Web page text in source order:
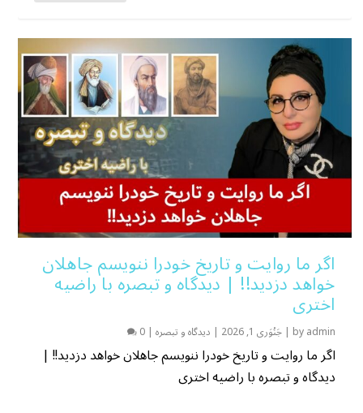
اگر ما روایت و تاریخ خودرا ننویسم جاهلان
خواهد دزدید!! | دیدگاه و تبصره با راضیه
اختری
byadmin
|جَنُوَری 1, 2026 | دیدگاه و تبصره |
0
اگر ما روایت و تاریخ خودرا ننویسم جاهلان خواهد دزدید!! |
دیدگاه و تبصره با راضیه اختری